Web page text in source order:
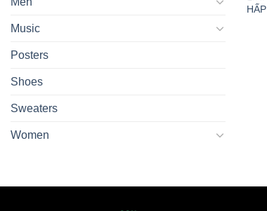
Music
Posters
Shoes
Sweaters
Women